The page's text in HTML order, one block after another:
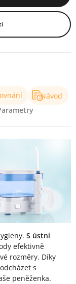
Návod
S ústní
efektivně
rozměry. Díky
s
peněženka.